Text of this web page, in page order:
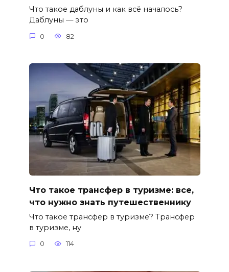
Что такое даблуны и как всё началось?
Даблуны — это
0 82
Что такое трансфер в туризме: все,
что нужно знать путешественнику
Что такое трансфер в туризме? Трансфер
в туризме, ну
0 114